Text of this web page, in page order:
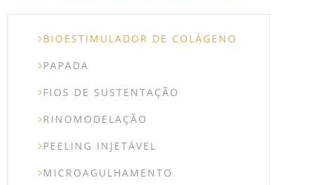
BIOESTIMULADOR DE COLÁGENO
PAPADA
FIOS DE SUSTENTAÇÃO
RINOMODELAÇÃO
PEELING INJETÁVEL
MICROAGULHAMENTO